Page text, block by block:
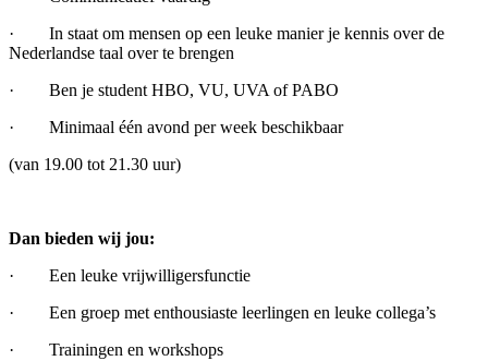
· In staat om mensen op een leuke manier je kennis over de
Nederlandse taal over te brengen
· Ben je student HBO, VU, UVA of PABO
· Minimaal één avond per week beschikbaar
(van 19.00 tot 21.30 uur)
Dan bieden wij jou:
· Een leuke vrijwilligersfunctie
· Een groep met enthousiaste leerlingen en leuke collega’s
· Trainingen en workshops